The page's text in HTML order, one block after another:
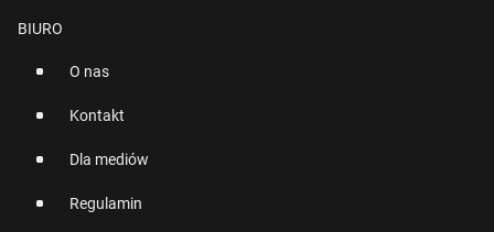
BIURO
O nas
Kontakt
Dla mediów
Regulamin